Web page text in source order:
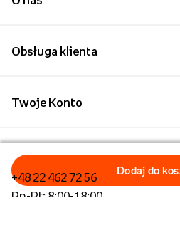
Obsługa klienta
Kontakt
+48 22 462 72 56
Pn-Pt: 8:00-18:00
Twoje Konto